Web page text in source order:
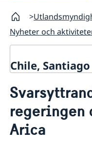
Nyheter och
Chile,
Lediga tjänster
Praktik
Avgifter
Dataskyddspolicy
Så stöttar vi
Vi är en resurs för
Team Sweden
Så kan du få stöd
Kontakt och
Nyheter och
Arica